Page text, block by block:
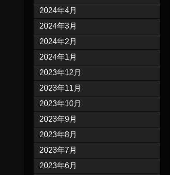
2024年4月
2024年3月
2024年2月
2024年1月
2023年12月
2023年11月
2023年10月
2023年9月
2023年8月
2023年7月
2023年6月